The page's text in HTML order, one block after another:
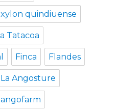
quindiuense
Tatacoa
Finca Flandes
La Angosture